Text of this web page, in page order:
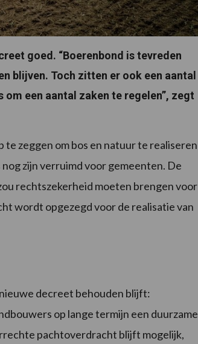
goed. “Boerenbond is tevreden
blijven. Toch zitten er ook een aantal
een aantal zaken te regelen”, zegt
te zeggen om bos en natuur te realiseren
zijn verruimd voor gemeenten. De
rechtszekerheid moeten brengen voor
wordt opgezegd voor de realisatie van
decreet behouden blijft:
op lange termijn een duurzame
pachtoverdracht blijft mogelijk,